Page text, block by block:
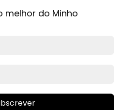
melhor do Minho